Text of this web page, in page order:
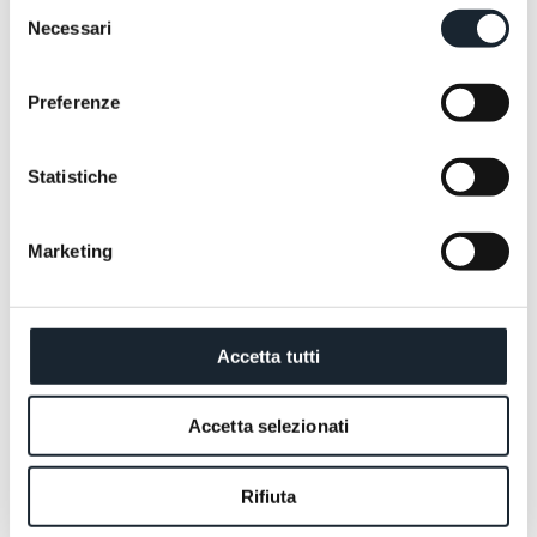
delNecessari
Preferenze
Statistiche
Marketing
Accetta tutti
Accetta selezionati
Rifiuta